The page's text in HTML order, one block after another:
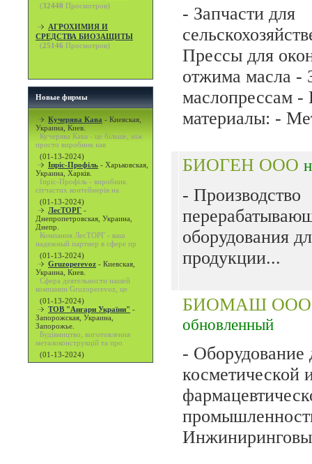
(32440 Просмотров)
АГРОХИМИЯ И
СРЕДСТВА БИОЗАЩИТЫ
(25146 Просмотров)
Новые фирмы
Кучерява Кава - Киевская,
Украина, Киев.
Кучерява Кава - це більше, ніж
просто виробник кав
(01-13-2024)
Іпріс-Профіль - Харьковская,
Украина, Харків.
Іпріс-Профіль - виробник
сітчастих контейнерів на
(01-13-2024)
ЛесТОРГ -
Днепропетровская, Украина,
Днепр.
Компания ЛесТОРГ - ваш
надежный партнер в сфере пр
(01-13-2024)
Gruzoperevoz - Киевская,
Украина, Киев.
Сфера деятельности нашей
компании Gruzoperevoz, це
(01-13-2024)
ТОВ "Ангари України" -
Запорожская, Украина,
Запорожье.
Будівництво, виготовлення
металоконструкцій та про
(01-13-2024)
- Запчасти для
Прессы для
отжима масла -
маслопрессам -
материалы: -
БИОГЕН ООО
- Производство
оборудования
продукции...
БИОМАШ
обновленный
-
косметической